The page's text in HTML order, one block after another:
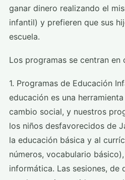
ganar dinero realizando el
infantil) y prefieren que sus
escuela.
Los programas se centran en
1. Programas de Educación
educación es una
cambio social, y nuestros
los niños desfavorecidos de
la educación básica y al
números, vocabulario
informática. Las sesiones, de